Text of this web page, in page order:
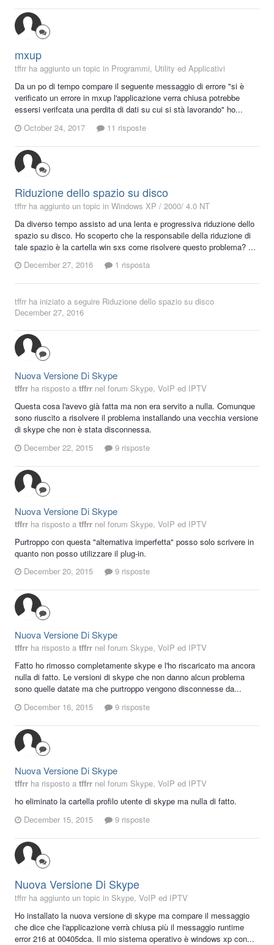
mxup
tffrr ha aggiunto un topic in Programmi, Utility ed Applicativi
Da un po di tempo compare il seguente messaggio di errore "si è
verificato un errore in mxup l'applicazione verra chiusa potrebbe
essersi verifcata una perdita di dati su cui si stà lavorando" ho...
October 24, 2017
11 risposte
Riduzione dello spazio su disco
tffrr ha aggiunto un topic in Windows XP / 2000/ 4.0 NT
Da diverso tempo assisto ad una lenta e progressiva riduzione dello
spazio su disco. Ho scoperto che la responsabile della riduzione di
tale spazio è la cartella win sxs come risolvere questo problema? ...
December 27, 2016
1 risposta
tffrr ha iniziato a seguire Riduzione dello spazio su disco
December 27, 2016
Nuova Versione Di Skype
tffrr ha risposto a tffrr nel forum Skype, VoIP ed IPTV
Questa cosa l'avevo già fatta ma non era servito a nulla. Comunque
sono riuscito a risolvere il problema installando una vecchia versione
di skype che non è stata disconnessa.
December 22, 2015
9 risposte
Nuova Versione Di Skype
tffrr ha risposto a tffrr nel forum Skype, VoIP ed IPTV
Purtroppo con questa "alternativa imperfetta" posso solo scrivere in
quanto non posso utilizzare il plug-in.
December 20, 2015
9 risposte
Nuova Versione Di Skype
tffrr ha risposto a tffrr nel forum Skype, VoIP ed IPTV
Fatto ho rimosso completamente skype e l'ho riscaricato ma ancora
nulla di fatto. Le versioni di skype che non danno alcun problema
sono quelle datate ma che purtroppo vengono disconnesse da...
December 16, 2015
9 risposte
Nuova Versione Di Skype
tffrr ha risposto a tffrr nel forum Skype, VoIP ed IPTV
ho eliminato la cartella profilo utente di skype ma nulla di fatto.
December 15, 2015
9 risposte
Nuova Versione Di Skype
tffrr ha aggiunto un topic in Skype, VoIP ed IPTV
Ho installato la nuova versione di skype ma compare il messaggio
che dice che l'applicazione verrà chiusa più il messaggio runtime
error 216 at 00405dca. Il mio sistema operativo è windows xp con...